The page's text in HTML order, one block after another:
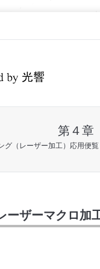
第４章
グ（レーザー加工）応用便覧
ザーマクロ加工